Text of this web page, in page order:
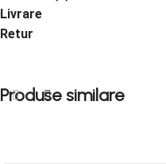
Livrare
Retur
Produse similare